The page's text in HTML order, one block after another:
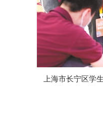
上海市长宁区学